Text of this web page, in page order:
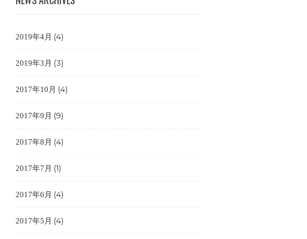
2019年4月 (4)
2019年3月 (3)
2017年10月 (4)
2017年9月 (9)
2017年8月 (4)
2017年7月 (1)
2017年6月 (4)
2017年5月 (4)